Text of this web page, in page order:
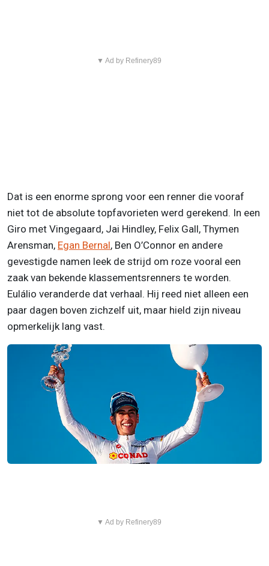
▼ Ad by Refinery89
Dat is een enorme sprong voor een renner die vooraf
niet tot de absolute topfavorieten werd gerekend. In een
Giro met Vingegaard, Jai Hindley, Felix Gall, Thymen
Arensman, Egan Bernal, Ben O’Connor en andere
gevestigde namen leek de strijd om roze vooral een
zaak van bekende klassementsrenners te worden.
Eulálio veranderde dat verhaal. Hij reed niet alleen een
paar dagen boven zichzelf uit, maar hield zijn niveau
opmerkelijk lang vast.
▼ Ad by Refinery89